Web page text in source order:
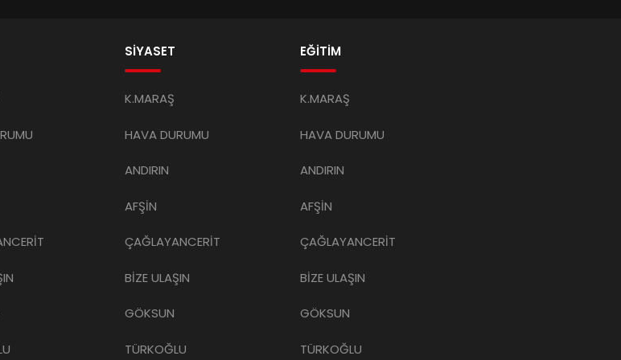
SİYASET
K.MARAŞ
HAVA DURUMU
ANDIRIN
AFŞİN
ÇAĞLAYANCERİT
BİZE ULAŞIN
GÖKSUN
TÜRKOĞLU
EĞİTİM
K.MARAŞ
HAVA DURUMU
ANDIRIN
AFŞİN
ÇAĞLAYANCERİT
BİZE ULAŞIN
GÖKSUN
TÜRKOĞLU